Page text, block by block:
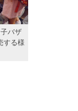
バザ
する様